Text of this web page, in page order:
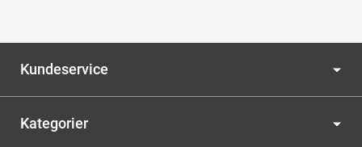
Kundeservice
Kategorier